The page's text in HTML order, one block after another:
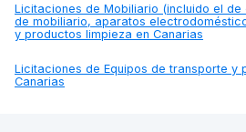
Licitaciones de Mobiliario (incluido el
de mobiliario, aparatos
y productos limpieza en Canarias
Licitaciones de Equipos de transporte y
Canarias